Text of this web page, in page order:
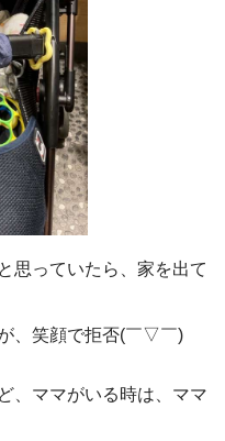
思っていたら、家を出て
、笑顔で拒否(￣▽￣)
、ママがいる時は、ママ